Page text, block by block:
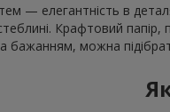
— елегантність в
Крафтовий
бажанням, можна